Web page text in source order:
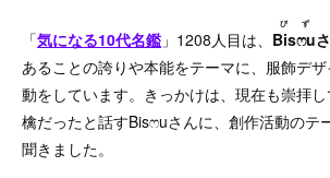
「気になる10代名鑑 」1208人目は、 Bisෆ‪u
びず
あることの誇りや本能をテーマに、服飾デ
動をしています。きっかけは、現在も崇拝
檎だったと話すBisෆ‪uさんに、創作活動のテーマや将来の展望を
聞きました。